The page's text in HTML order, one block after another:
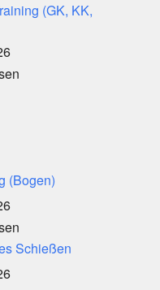
(GK, KK,
(Bogen)
Schießen